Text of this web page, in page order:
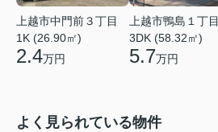
上越市中門前３丁目
1K (26.90㎡)
2.4万円
上越市鴨島１丁目
3DK (58.32㎡)
5.7万円
よく見られている物件